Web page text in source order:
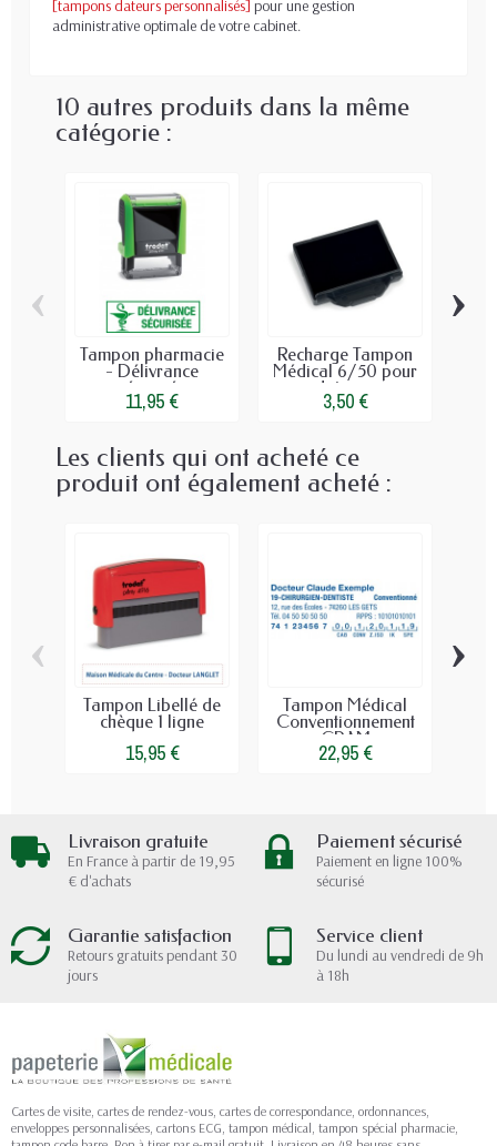
[tampons dateurs personnalisés] pour une gestion
administrative optimale de votre cabinet.
10 autres produits dans la même
catégorie :
Tampon pharmacie
- Délivrance
sécurisée
11,95 €
Recharge Tampon
Médical 6/50 pour
dateur...
3,50 €
‹ ›
Les clients qui ont acheté ce
produit ont également acheté :
Tampon Libellé de
chèque 1 ligne
15,95 €
Tampon Médical
Conventionnement
CPAM
22,95 €
‹ ›
Livraison gratuite
En France à partir de 19,95
€ d'achats
Paiement sécurisé
Paiement en ligne 100%
sécurisé
Garantie satisfaction
Retours gratuits pendant 30
jours
Service client
Du lundi au vendredi de 9h
à 18h
Cartes de visite, cartes de rendez-vous, cartes de correspondance, ordonnances,
enveloppes personnalisées, cartons ECG, tampon médical, tampon spécial pharmacie,